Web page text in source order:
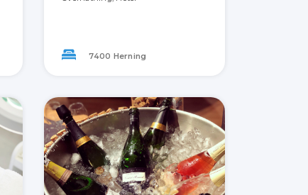
7400 Herning